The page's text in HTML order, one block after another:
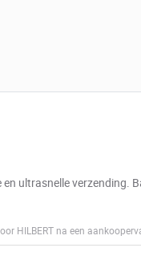
ultrasnelle verzending.
HILBERT na een